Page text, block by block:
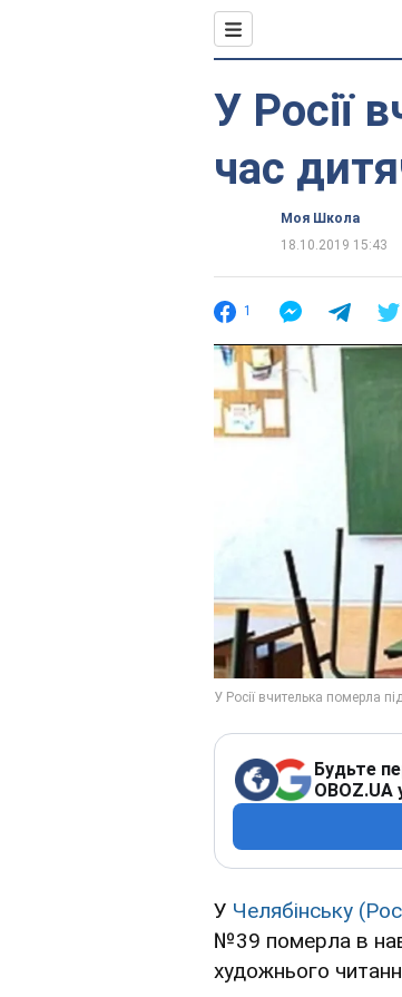
У Росії
час
Моя Школа
18.10.2019 15:43
1
Будьте
OBOZ.UA
У Челябінську
№39 померла в
художнього